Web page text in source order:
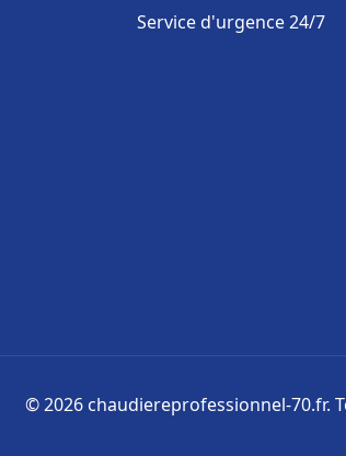
Service d'urgence 24/7
© 2026 chaudiereprofessionnel-70.fr.